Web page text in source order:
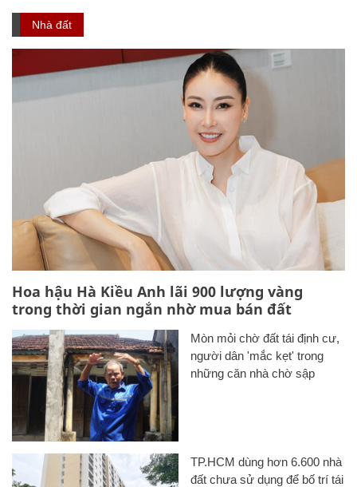
Nhà đất
Hoa hậu Hà Kiều Anh lãi 900 lượng vàng
trong thời gian ngắn nhờ mua bán đất
Mòn mỏi chờ đất tái định cư,
người dân 'mắc kẹt' trong
những căn nhà chờ sập
TP.HCM dùng hơn 6.600 nhà
đất chưa sử dụng để bố trí tái